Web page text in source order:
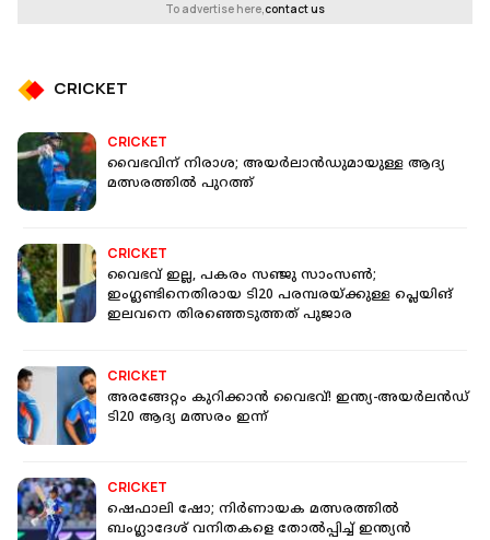
To advertise here,contact us
CRICKET
CRICKET
വൈഭവിന് നിരാശ; അയർലാൻഡുമായുള്ള ആദ്യ
മത്സരത്തിൽ പുറത്ത്
CRICKET
വൈഭവ് ഇല്ല, പകരം സഞ്ജു സാംസൺ;
ഇംഗ്ലണ്ടിനെതിരായ ടി20 പരമ്പരയ്ക്കുള്ള പ്ലെയിങ്
ഇലവനെ തിരഞ്ഞെടുത്തത് പുജാര
CRICKET
അരങ്ങേറ്റം കുറിക്കാൻ വൈഭവ്! ഇന്ത്യ-അയര്‍ലന്‍ഡ്
ടി20 ആദ്യ മത്സരം ഇന്ന്
CRICKET
ഷെഫാലി ഷോ; നിർണായക മത്സരത്തിൽ
ബംഗ്ലാദേശ് വനിതകളെ തോൽപ്പിച്ച് ഇന്ത്യൻ